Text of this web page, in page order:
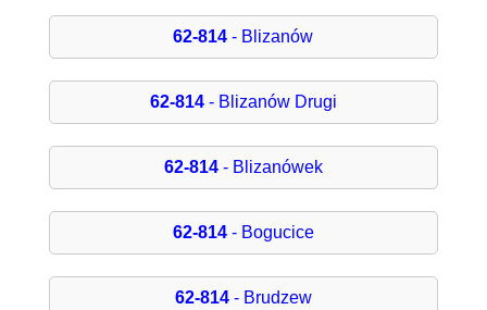
62-814 - Blizanów
62-814- Blizanów Drugi
62-814- Blizanówek
62-814- Bogucice
62-814- Brudzew